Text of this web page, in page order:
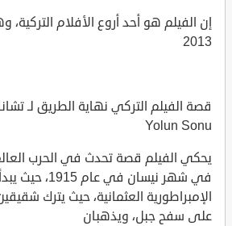
إن الفيلم هو أحد أروع الأفلام التركية،
2013
Yolun Sonu
يحكي الفيلم قصة تحدث في الحرب
في شهر نيسان في
الإمبراطورية العثمانية، حيث يترك
على سفح جبل، ويذهبان